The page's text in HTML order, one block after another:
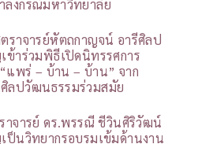
งกรณ์มหาวิทยาลัย
ราจารย์หัตถกาญจน์ อารีศิลป
ข้าร่วมพิธีเปิดนิทรรศการ
“แพร่ – บ้าน – บ้าน” จาก
ลปวัฒนธรรมร่วมสมัย
าจารย์ ดร.พรรณี ชีวินศิริวัฒน์
ป็นวิทยากรอบรมเข้มด้านงาน